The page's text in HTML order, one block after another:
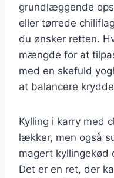
grundlæggende
eller tørrede
du ønsker retten.
mængde for at
med en skefuld
at balancere
Kylling i karry med
lækker, men også
magert kyllingekød
Det er en ret, der